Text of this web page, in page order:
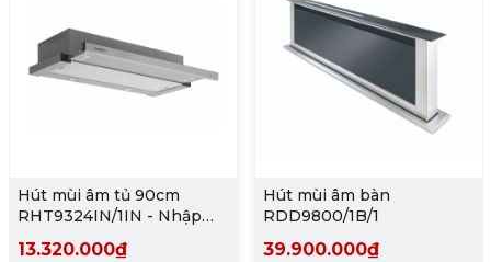
Hút mùi âm tủ 90cm
RHT9324IN/1IN - Nhập
13.320.000₫
Hút mùi âm bàn
RDD9800/1B/1
39.900.000₫